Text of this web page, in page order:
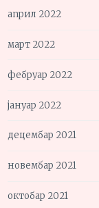
април 2022
март 2022
фебруар 2022
јануар 2022
децембар 2021
новембар 2021
октобар 2021